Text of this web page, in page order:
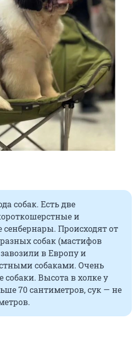
собак. Есть две
и
Происходят от
собак (мастифов
в Европу и
собаками. Очень
Высота в холке у
70 сантиметров, сук — не